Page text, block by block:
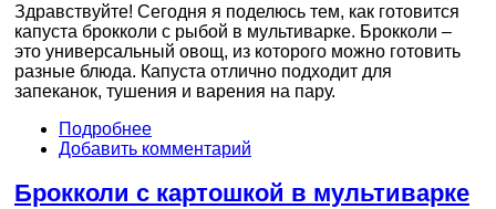
Здравствуйте! Сегодня я поделюсь тем, как готовится
капуста брокколи с рыбой в мультиварке. Брокколи –
это универсальный овощ, из которого можно готовить
разные блюда. Капуста отлично подходит для
запеканок, тушения и варения на пару.
Подробнее
Добавить комментарий
Брокколи с картошкой в мультиварке